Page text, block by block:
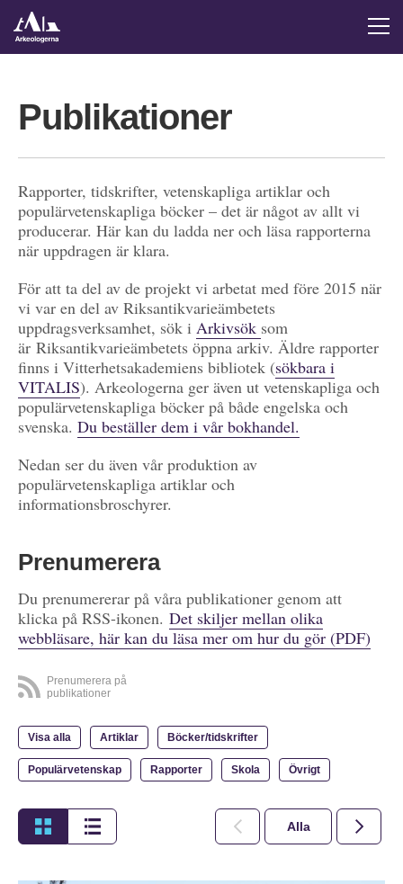
Publikationer
Rapporter, tidskrifter, vetenskapliga artiklar och
populärvetenskapliga böcker – det är något av allt vi
producerar. Här kan du ladda ner och läsa rapporterna
när uppdragen är klara.
För att ta del av de projekt vi arbetat med före 2015 när
vi var en del av Riksantikvarieämbetets
uppdragsverksamhet, sök i Arkivsök som
är Riksantikvarieämbetets öppna arkiv. Äldre rapporter
finns i Vitterhetsakademiens bibliotek (sökbara i
VITALIS). Arkeologerna ger även ut vetenskapliga och
populärvetenskapliga böcker på både engelska och
svenska. Du beställer dem i vår bokhandel.
Nedan ser du även vår produktion av
populärvetenskapliga artiklar och
informationsbroschyrer.
Prenumerera
Du prenumererar på våra publikationer genom att
klicka på RSS-ikonen. Det skiljer mellan olika
webbläsare, här kan du läsa mer om hur du gör (PDF)
Prenumerera på
publikationer
Visa alla Artiklar Böcker/tidskrifter
Populärvetenskap Rapporter Skola Övrigt
Alla 2026